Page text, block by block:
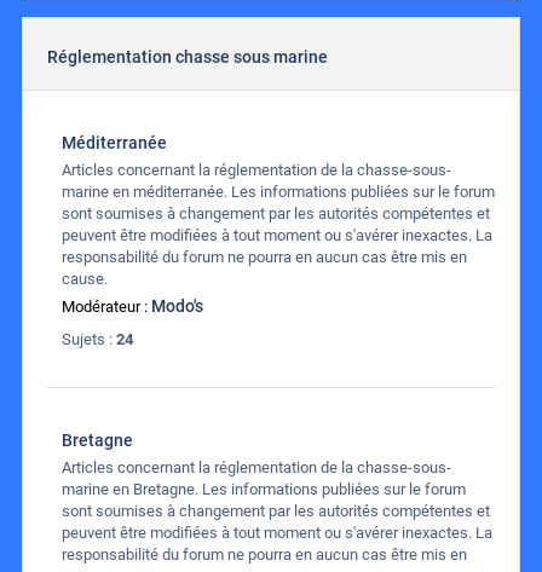
Réglementation chasse sous marine
Méditerranée
Articles concernant la réglementation de la chasse-sous-
marine en méditerranée. Les informations publiées sur le forum
sont soumises à changement par les autorités compétentes et
peuvent être modifiées à tout moment ou s'avérer inexactes. La
responsabilité du forum ne pourra en aucun cas être mis en
cause.
Modérateur : Modo's
Sujets : 24
Bretagne
Articles concernant la réglementation de la chasse-sous-
marine en Bretagne. Les informations publiées sur le forum
sont soumises à changement par les autorités compétentes et
peuvent être modifiées à tout moment ou s'avérer inexactes. La
responsabilité du forum ne pourra en aucun cas être mis en